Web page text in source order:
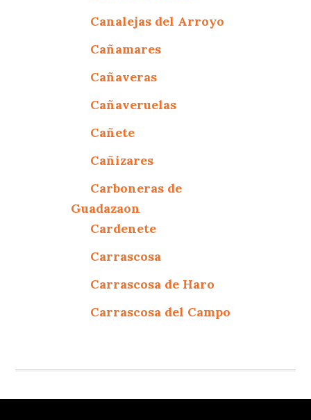
Canalejas del Arroyo
Cañamares
Cañaveras
Cañaveruelas
Cañete
Cañizares
Carboneras de
Guadazaon
Cardenete
Carrascosa
Carrascosa de Haro
Carrascosa del Campo